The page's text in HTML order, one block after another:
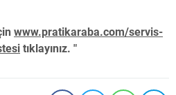
www.pratikaraba.com/servis-
tıklayınız. "